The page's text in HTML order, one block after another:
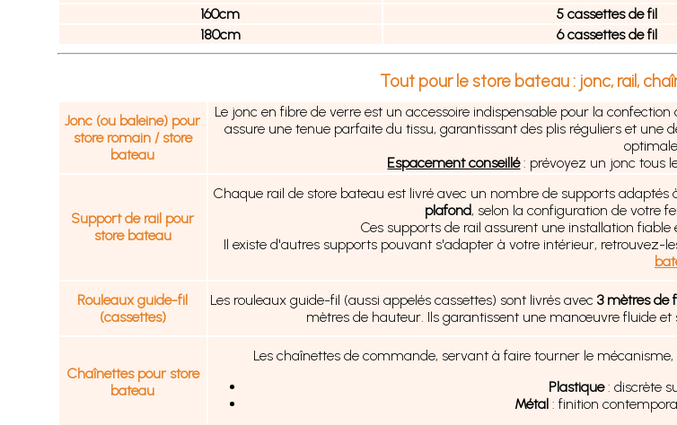
160cm
5 cassettes de fil
180cm
6 cassettes de fil
Tout pour le store bateau : jonc, rail,
Jonc (ou baleine) pour
store romain / store
bateau
Le jonc en fibre de verre est un accessoire indispensable pour la
assure une tenue parfaite du tissu, garantissant des plis réguliers et
Espacement conseillé: prévoyez un jonc tous
Support de rail pour
store bateau
Chaque rail de store bateau est livré avec un nombre de supports
plafond, selon la configuration de votre
Ces supports de rail assurent une installation
Il existe d'autres supports pouvant s'adapter à votre intérieur, retrouvez-
Rouleaux guide-fil
(cassettes)
Les rouleaux guide-fil (aussi appelés cassettes) sont livrés avec 3 mètres de
mètres de hauteur. Ils garantissent une manœuvre fluide et
Chaînettes pour store
bateau
Les chaînettes de commande, servant à faire tourner le
Plastique: discrète
Métal : finition